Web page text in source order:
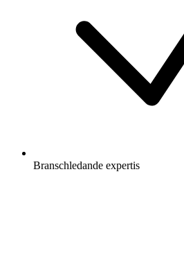
Branschledande expertis